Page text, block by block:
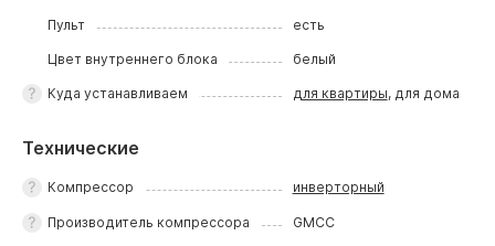
Пульт есть
Цвет внутреннего блока белый
Куда устанавливаем для квартиры, для дома
Технические
Компрессор инверторный
Производитель компрессора GMCC